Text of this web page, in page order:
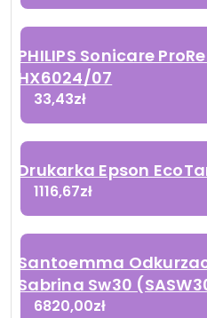
PHILIPS Sonicare
HX6024/07
33,43zł
Drukarka Epson
1116,67zł
Santoemma
Sabrina Sw30
6820,00zł